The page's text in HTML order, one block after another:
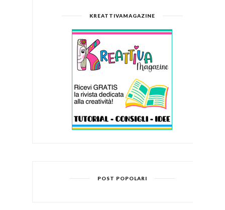
KREATTIVAMAGAZINE
POST POPOLARI